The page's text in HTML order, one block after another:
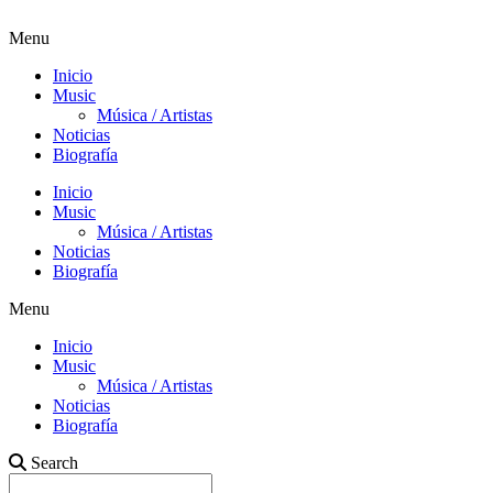
Menu
Inicio
Music
Música / Artistas
Noticias
Biografía
Inicio
Music
Música / Artistas
Noticias
Biografía
Menu
Inicio
Music
Música / Artistas
Noticias
Biografía
Search